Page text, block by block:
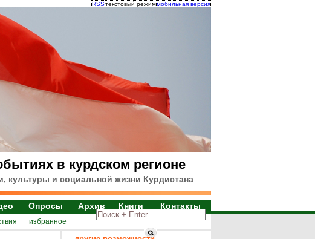
RSSтекстовый режиммобильная версия
в курдском регионе
культуры и социальной жизни Курдистана
Опросы Архив Книги Контакты
избранное